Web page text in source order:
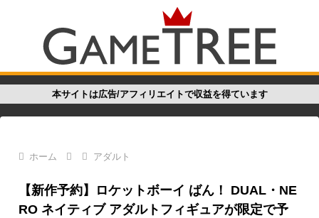
本サイトは広告/アフィリエイトで収益を得ています
ホーム アダルト
【新作予約】ロケットボーイ ばん！ DUAL・NE
RO ネイティブ アダルトフィギュアが限定で予